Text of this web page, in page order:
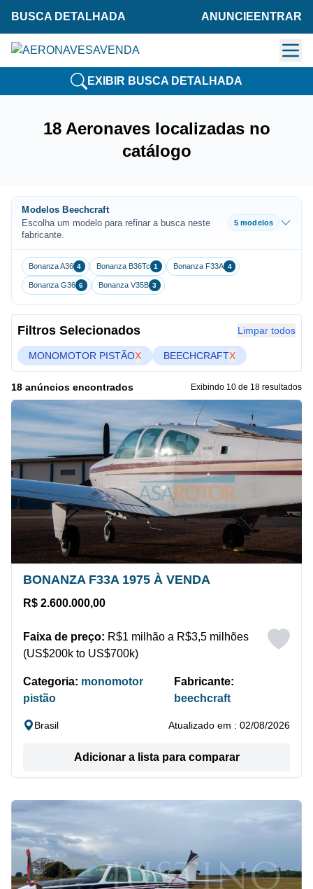
BUSCA DETALHADA ANUNCIE ENTRAR
EXIBIR BUSCA DETALHADA
18 Aeronaves localizadas no
catálogo
Modelos Beechcraft
Escolha um modelo para refinar a busca neste
fabricante.
5 modelos
Bonanza A36 4 Bonanza B36Tc 1 Bonanza F33A 4
Bonanza G36 6 Bonanza V35B 3
Filtros Selecionados Limpar todos
MONOMOTOR PISTÃOX BEECHCRAFTX
18 anúncios encontrados Exibindo 10 de 18 resultados
BONANZA F33A 1975 À VENDA
R$ 2.600.000,00
Faixa de preço: R$1 milhão a R$3,5 milhões
(US$200k to US$700k)
Categoria: monomotor
pistão
Fabricante:
beechcraft
Brasil Atualizado em : 02/08/2026
Adicionar a lista para comparar